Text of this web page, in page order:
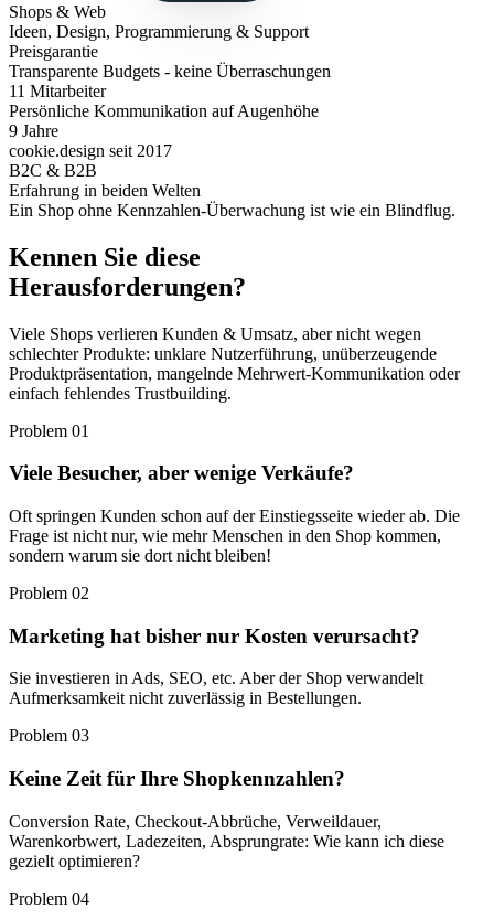
Shops & Web
Ideen, Design, Programmierung & Support
Preisgarantie
Transparente Budgets - keine Überraschungen
11 Mitarbeiter
Persönliche Kommunikation auf Augenhöhe
9 Jahre
cookie.design seit 2017
B2C & B2B
Erfahrung in beiden Welten
Ein Shop ohne Kennzahlen-Überwachung ist wie ein Blindflug.
Kennen Sie diese
Herausforderungen?
Viele Shops verlieren Kunden & Umsatz, aber nicht wegen
schlechter Produkte: unklare Nutzerführung, unüberzeugende
Produktpräsentation, mangelnde Mehrwert-Kommunikation oder
einfach fehlendes Trustbuilding.
Problem 01
Viele Besucher, aber wenige Verkäufe?
Oft springen Kunden schon auf der Einstiegsseite wieder ab. Die
Frage ist nicht nur, wie mehr Menschen in den Shop kommen,
sondern warum sie dort nicht bleiben!
Problem 02
Marketing hat bisher nur Kosten verursacht?
Sie investieren in Ads, SEO, etc. Aber der Shop verwandelt
Aufmerksamkeit nicht zuverlässig in Bestellungen.
Problem 03
Keine Zeit für Ihre Shopkennzahlen?
Conversion Rate, Checkout-Abbrüche, Verweildauer,
Warenkorbwert, Ladezeiten, Absprungrate: Wie kann ich diese
gezielt optimieren?
Problem 04